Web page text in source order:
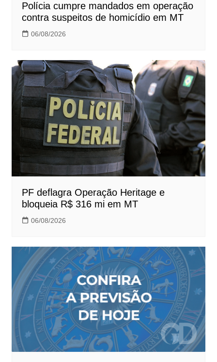
Polícia cumpre mandados em operação
contra suspeitos de homicídio em MT
06/08/2026
PF deflagra Operação Heritage e
bloqueia R$ 316 mi em MT
06/08/2026